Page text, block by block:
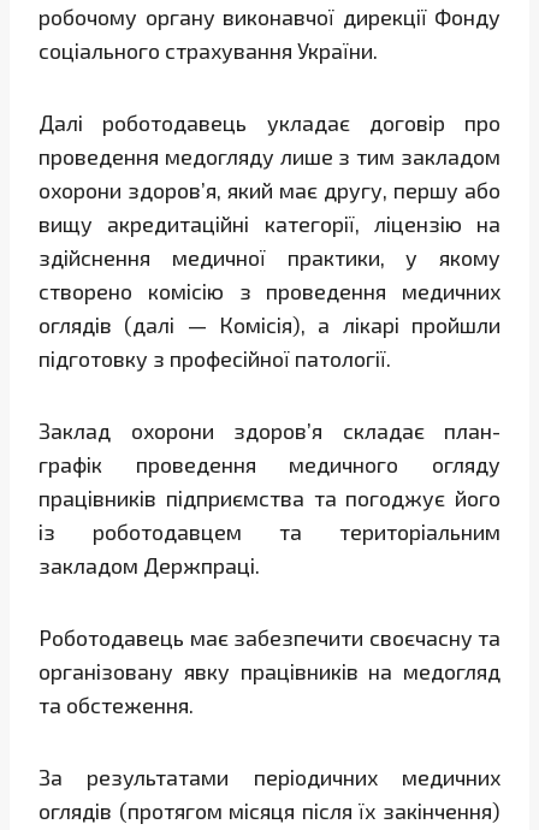
робочому органу виконавчої дирекції Фонду
соціального страхування України.
Далі роботодавець укладає договір про
проведення медогляду лише з тим закладом
охорони здоров’я, який має другу, першу або
вищу акредитаційні категорії, ліцензію на
здійснення медичної практики, у якому
створено комісію з проведення медичних
оглядів (далі — Комісія), а лікарі пройшли
підготовку з професійної патології.
Заклад охорони здоров’я складає план-
графік проведення медичного огляду
працівників підприємства та погоджує його
із роботодавцем та територіальним
закладом Держпраці.
Роботодавець має забезпечити своєчасну та
організовану явку працівників на медогляд
та обстеження.
За результатами періодичних медичних
оглядів (протягом місяця після їх закінчення)